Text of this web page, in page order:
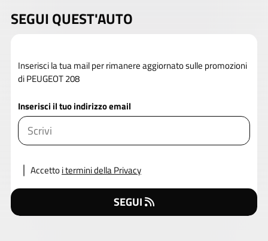
SEGUI QUEST'AUTO
Inserisci la tua mail per rimanere aggiornato sulle promozioni
di PEUGEOT 208
Inserisci il tuo indirizzo email
Accettoi termini della Privacy
SEGUI